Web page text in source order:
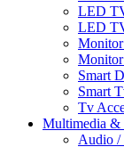
LED
LED
Monitor
Monitor
Smart
Smart
Tv
Multimedia &
Audio /